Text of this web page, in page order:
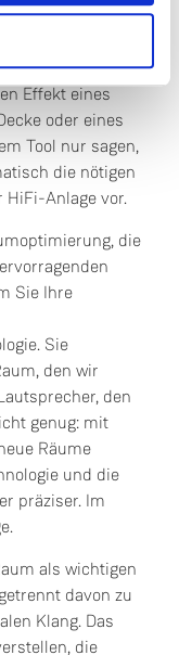
Technologie
nicht über
und
Effekt eines
oder eines
Tool nur sagen,
die nötigen
Anlage vor.
die
Sie Ihre
Sie
den wir
den
genug: mit
Räume
und die
präziser. Im
als wichtigen
davon zu
Klang. Das
die